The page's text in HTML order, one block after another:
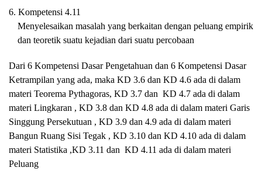
6. Kompetensi 4.11
Menyelesaikan masalah yang berkaitan dengan peluang empirik
dan teoretik suatu kejadian dari suatu percobaan
Dari 6 Kompetensi Dasar Pengetahuan dan 6 Kompetensi Dasar
Ketrampilan yang ada, maka KD 3.6 dan KD 4.6 ada di dalam
materi Teorema Pythagoras, KD 3.7 dan KD 4.7 ada di dalam
materi Lingkaran , KD 3.8 dan KD 4.8 ada di dalam materi Garis
Singgung Persekutuan , KD 3.9 dan 4.9 ada di dalam materi
Bangun Ruang Sisi Tegak , KD 3.10 dan KD 4.10 ada di dalam
materi Statistika ,KD 3.11 dan KD 4.11 ada di dalam materi
Peluang